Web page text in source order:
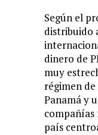
Según el
distribuido
dinero de
muy
régimen
Panamá y
compañías
país